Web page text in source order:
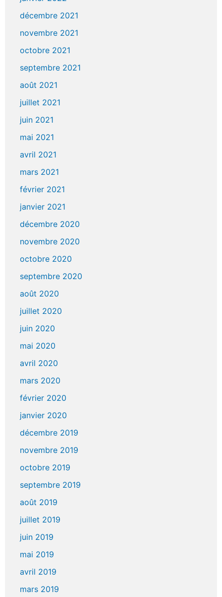
décembre 2021
novembre 2021
octobre 2021
septembre 2021
août 2021
juillet 2021
juin 2021
mai 2021
avril 2021
mars 2021
février 2021
janvier 2021
décembre 2020
novembre 2020
octobre 2020
septembre 2020
août 2020
juillet 2020
juin 2020
mai 2020
avril 2020
mars 2020
février 2020
janvier 2020
décembre 2019
novembre 2019
octobre 2019
septembre 2019
août 2019
juillet 2019
juin 2019
mai 2019
avril 2019
mars 2019